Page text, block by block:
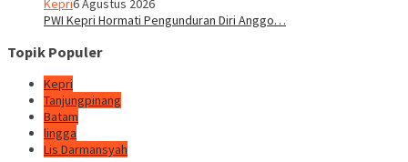
PWI Kepri Hormati Pengunduran Diri Anggo…
Topik Populer
Kepri
Tanjungpinang
Batam
lingga
Lis Darmansyah